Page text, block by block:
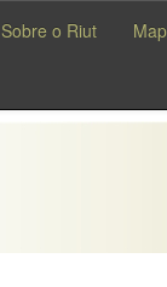
Sobre o Riut